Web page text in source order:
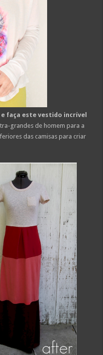
faça este vestido incrível
grandes de homem para a
das camisas para criar